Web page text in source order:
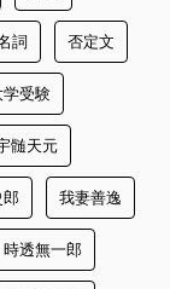
詞 否定文
学受験
髄天元
郎 我妻善逸
時透無一郎